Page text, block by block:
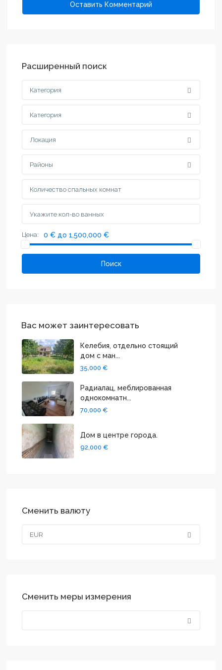
Расширенный поиск
Категория
Категория
Локация
Районы
Цена: 0 € до 1,500,000 €
Поиск
Вас может заинтересовать
Келебия, отдельно стоящий
дом с ман...
35,000 €
Радиалац, меблированная
однокомнатн...
70,000 €
Дом в центре города.
92,000 €
Сменить валюту
EUR
Сменить меры измерения